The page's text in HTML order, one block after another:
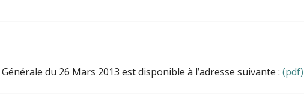
du 26 Mars 2013 est disponible à l’adresse suivante : (pdf)